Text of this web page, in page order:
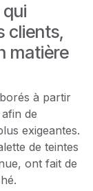
clients,
matière
à partir
de
exigeantes.
de teintes
ont fait de